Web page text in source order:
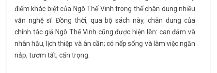
điểm khác biệt của Ngô Thế Vinh trong thể chân dung nhiều
văn nghệ sĩ. Đồng thời, qua bộ sách này, chân dung của
chính tác giả Ngô Thế Vinh cũng được hiện lên: can đảm và
nhân hậu, lịch thiệp và ân cần; có nếp sống và làm việc ngăn
nắp, tươm tất, cẩn trọng.